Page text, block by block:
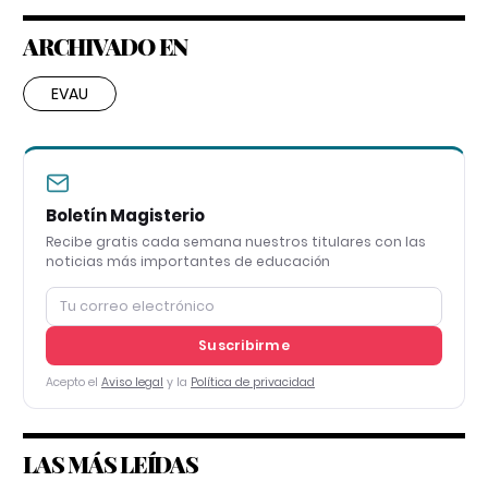
ARCHIVADO EN
EVAU
Boletín Magisterio
Recibe gratis cada semana nuestros titulares con las
noticias más importantes de educación
Suscribirme
Acepto el Aviso legal y la Política de privacidad
LAS MÁS LEÍDAS